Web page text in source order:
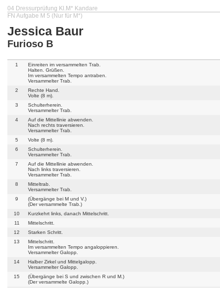
04 Dressurprüfung Kl.M* Kandare
FN Aufgabe M 5 (Nur für M*)
Jessica Baur
Furioso B
1
Einreiten im versammelten Trab.
Halten. Grüßen.
Im versammelten Tempo antraben.
Versammelter Trab.
2
Rechte Hand.
Volte (8 m).
3
Schulterherein.
Versammelter Trab.
4
Auf die Mittellinie abwenden.
Nach rechts traversieren.
Versammelter Trab.
5
Volte (8 m).
6
Schulterherein.
Versammelter Trab.
7
Auf die Mittellinie abwenden.
Nach links traversieren.
Versammelter Trab.
8
Mitteltrab.
Versammelter Trab.
9
(Übergänge bei M und V.)
(Der versammelte Trab.)
10
Kurzkehrt links, danach Mittelschritt.
11
Mittelschritt.
12
Starken Schritt.
13
Mittelschritt.
Im versammelten Tempo angaloppieren.
Versammelter Galopp.
14
Halber Zirkel und Mittelgalopp.
Versammelter Galopp.
15
(Übergänge bei S und zwischen R und M.)
(Der versammelte Galopp.)